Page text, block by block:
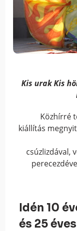
Kis urak Kis
Közhírré
kiállítás
csúzlizdával,
Idén 10
és 25